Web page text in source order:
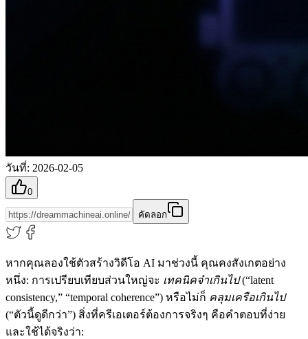
วันที่: 2026-02-05
0
คัดลอก
หากคุณลองใช้ตัวสร้างวิดีโอ AI มาช่วงนี้ คุณคงสังเกตอย่าง
หนึ่ง: การเปรียบเทียบส่วนใหญ่จะ เทคนิคจ๋าเกินไป(“latent
consistency,” “temporal coherence”) หรือไม่ก็ คลุมเครือเกินไป
(“ตัวนี้ดูดีกว่า”) สิ่งที่ครีเอเตอร์ต้องการจริงๆ คือคำตอบที่ง่าย
และใช้ได้จริงว่า: